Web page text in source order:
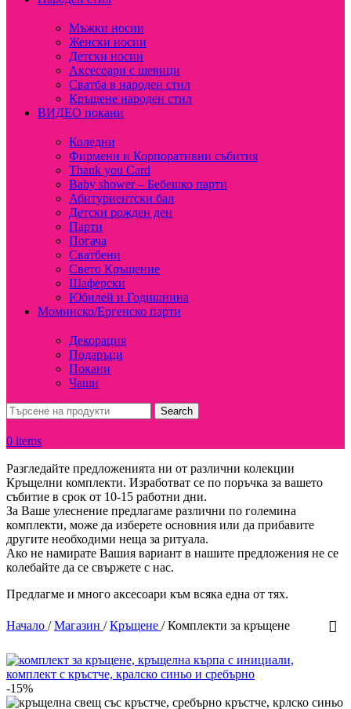
Мъжки носии
Женски носии
Детски носии
Аксесоари с шевици
Сватба в народен стил
Кръщене народен стил
ВИДЕО покани
Коледни
Фирмени и Корпоративни събития
Thank you Card
Baby shower – Бебешко парти
Абитуриентски бал
Детски рожден ден
Парти
Погача
Сватбени
Свето Кръщение
Шаферски
Юбилей и Годишнина
Моминско/Ергенско парти
Декорация
Подаръци
Покани
Чаши
Search
0 items
Разгледайте предложенията ни от различни колекции
Кръщелни комплекти. Изработват се по поръчка за вашето
събитие в срок от 10-15 работни дни.
За Ваше улеснение предлагаме различни по големина
комплекти, може да изберете основния или да прибавите
другите необходими неща за ритуала.
Ако не намирате Вашия вариант в нашите предложения не се
колебайте да се свържете с нас.
Предлагме и много аксесоари към всяка една от тях.
Начало / Магазин / Кръщене / Комплекти за кръщене
-15%